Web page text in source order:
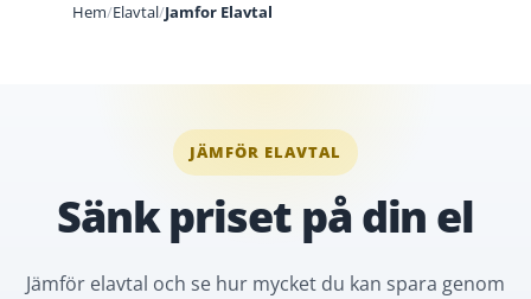
Hem/Elavtal/Jamfor Elavtal
JÄMFÖR ELAVTAL
Sänk priset på din el
Jämför elavtal och se hur mycket du kan spara genom